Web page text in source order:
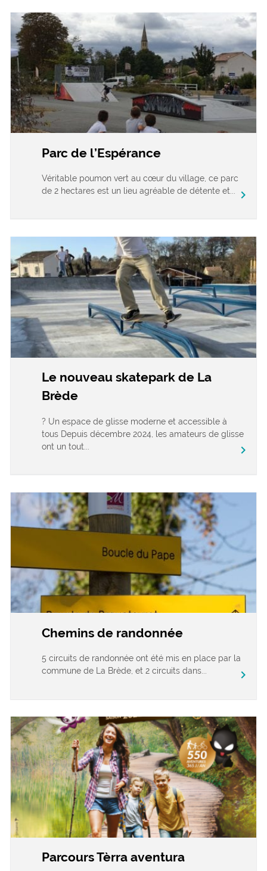
Parc de l’Espérance
Véritable poumon vert au cœur du village, ce parc
de 2 hectares est un lieu agréable de détente et...
chevron_right
Le nouveau skatepark de La
Brède
? Un espace de glisse moderne et accessible à
tous Depuis décembre 2024, les amateurs de glisse
ont un tout...
chevron_right
Chemins de randonnée
5 circuits de randonnée ont été mis en place par la
commune de La Brède, et 2 circuits dans...
chevron_right
Parcours Tèrra aventura